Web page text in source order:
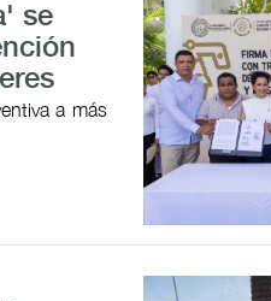
se
a más